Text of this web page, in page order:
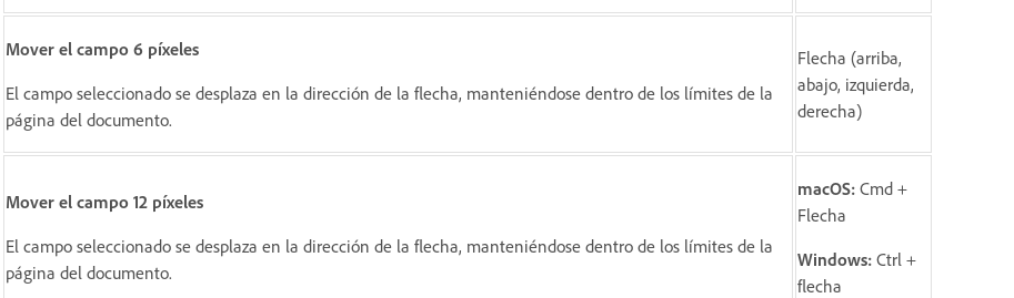
Mover el campo 6 píxeles
El campo seleccionado se desplaza en la dirección de la flecha, manteniéndose dentro de los límites de la
página del documento.
Flecha (arriba,
abajo, izquierda,
derecha)
Mover el campo 12 píxeles
El campo seleccionado se desplaza en la dirección de la flecha, manteniéndose dentro de los límites de la
página del documento.
macOS: Cmd +
Flecha
Windows: Ctrl +
flecha